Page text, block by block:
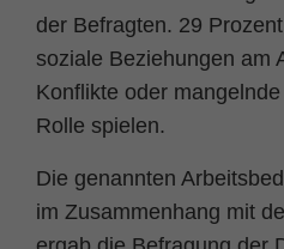
der Befragten. 29
soziale Beziehungen am
Konflikte oder
Rolle spielen.
Die genannten
im Zusammenhang mit